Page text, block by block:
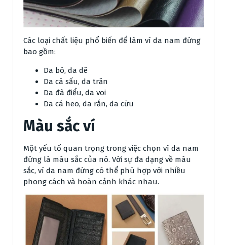
Các loại chất liệu phổ biến để làm ví da nam đứng
bao gồm:
Da bò, da dê
Da cá sấu, da trăn
Da đà điểu, da voi
Da cá heo, da rắn, da cừu
Màu sắc ví
Một yếu tố quan trọng trong việc chọn ví da nam
đứng là màu sắc của nó. Với sự đa dạng về màu
sắc, ví da nam đứng có thể phù hợp với nhiều
phong cách và hoàn cảnh khác nhau.